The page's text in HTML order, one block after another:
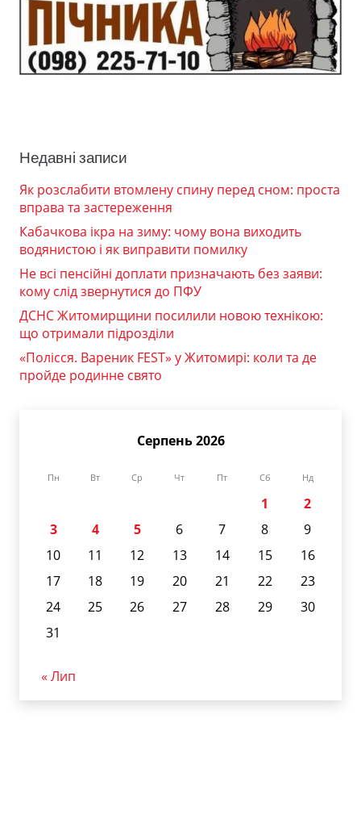
Недавні записи
Як розслабити втомлену спину перед сном: проста
вправа та застереження
Кабачкова ікра на зиму: чому вона виходить
водянистою і як виправити помилку
Не всі пенсійні доплати призначають без заяви:
кому слід звернутися до ПФУ
ДСНС Житомирщини посилили новою технікою:
що отримали підрозділи
«Полісся. Вареник FEST» у Житомирі: коли та де
пройде родинне свято
Серпень 2026
Пн Вт Ср Чт Пт Сб Нд
1
2
3
4 5 6 7 8
9
10
11 12 13 14 15
16
17
18 19 20 21 22
23
24
25 26 27 28 29
30
31
« Лип